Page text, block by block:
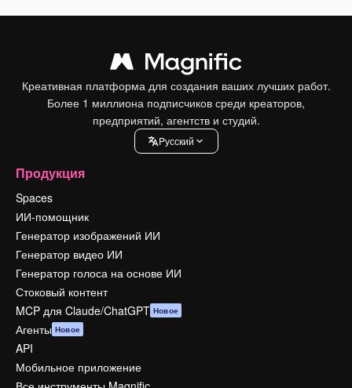
Креативная платформа для создания ваших лучших работ.
Более 1 миллиона подписчиков среди креаторов,
предприятий, агентств и студий.
Pусский
Продукция
Spaces
ИИ-помощник
Генератор изображений ИИ
Генератор видео ИИ
Генератор голоса на основе ИИ
Стоковый контент
MCP для Claude/ChatGPT Новое
Агенты Новое
API
Мобильное приложение